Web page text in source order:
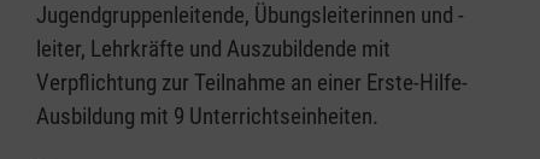
Jugendgruppenleitende, Übungsleiterinnen und -
leiter, Lehrkräfte und Auszubildende mit
Verpflichtung zur Teilnahme an einer Erste-Hilfe-
Ausbildung mit 9 Unterrichtseinheiten.